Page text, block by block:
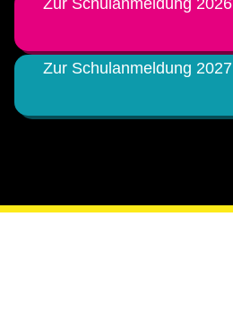
Zur Schulanmeldung 2026
Zur Schulanmeldung 2027